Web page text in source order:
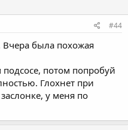
#44
была похожая
потом попробуй
Глохнет при
у меня по